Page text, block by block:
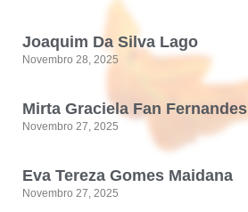
Joaquim Da Silva Lago
Novembro 28, 2025
Mirta Graciela Fan Fernandes
Novembro 27, 2025
Eva Tereza Gomes Maidana
Novembro 27, 2025